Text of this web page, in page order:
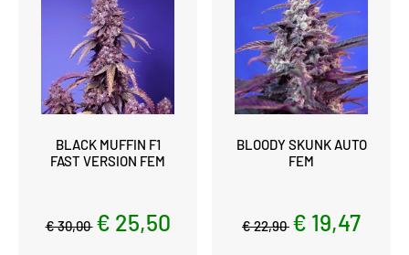
BLACK MUFFIN F1
FAST VERSION FEM
€ 30,00 € 25,50
BLOODY SKUNK AUTO
FEM
€ 22,90 € 19,47